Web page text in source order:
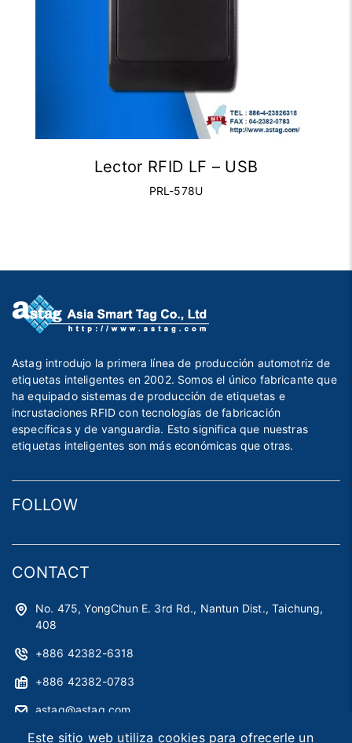
Lector RFID LF – USB
PRL-578U
Este sitio web utiliza cookies para ofrecerle un
Astag introdujo la primera línea de producción automotriz de
etiquetas inteligentes en 2002. Somos el único fabricante que
ha equipado sistemas de producción de etiquetas e
incrustaciones RFID con tecnologías de fabricación
específicas y de vanguardia. Esto significa que nuestras
etiquetas inteligentes son más económicas que otras.
FOLLOW
CONTACT
No. 475, YongChun E. 3rd Rd., Nantun Dist., Taichung,
408
+886 42382-6318
+886 42382-0783
astag@astag.com
roger@astag.com